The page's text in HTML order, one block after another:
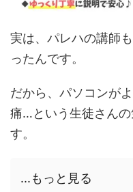
実は、パレハの講師
ったんです。
だから、パソコンが
痛…という生徒さんの
す。
...もっと見る